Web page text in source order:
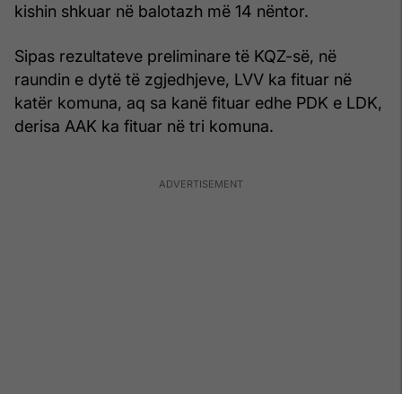
kishin shkuar në balotazh më 14 nëntor.
Sipas rezultateve preliminare të KQZ-së, në
raundin e dytë të zgjedhjeve, LVV ka fituar në
katër komuna, aq sa kanë fituar edhe PDK e LDK,
derisa AAK ka fituar në tri komuna.